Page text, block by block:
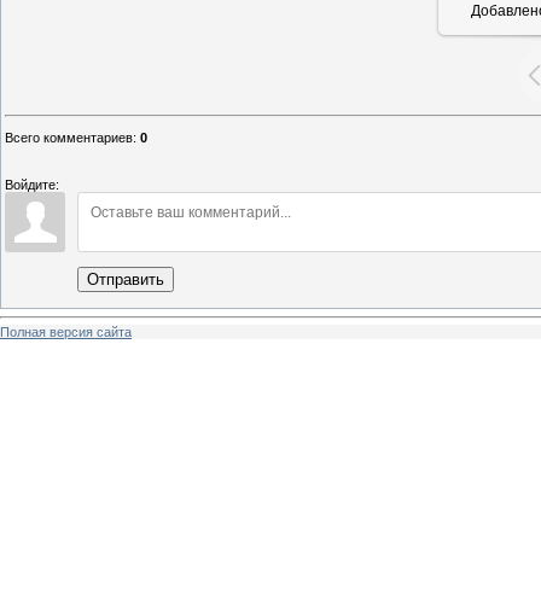
Всего комментариев: 0
Войдите:
Отправить
Полная версия сайта